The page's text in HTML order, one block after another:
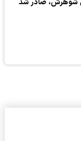
شوهرش، صادر شد